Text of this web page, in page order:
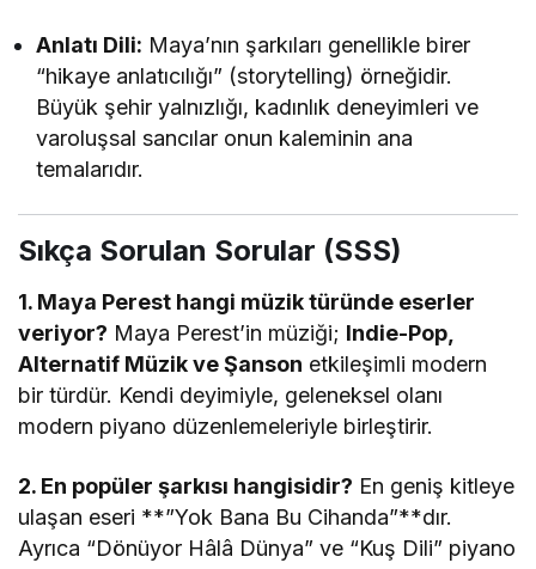
Anlatı Dili: Maya’nın şarkıları genellikle birer
“hikaye anlatıcılığı” (storytelling) örneğidir.
Büyük şehir yalnızlığı, kadınlık deneyimleri ve
varoluşsal sancılar onun kaleminin ana
temalarıdır.
Sıkça Sorulan Sorular (SSS)
1. Maya Perest hangi müzik türünde eserler
veriyor? Maya Perest’in müziği; Indie-Pop,
Alternatif Müzik ve Şanson etkileşimli modern
bir türdür. Kendi deyimiyle, geleneksel olanı
modern piyano düzenlemeleriyle birleştirir.
2. En popüler şarkısı hangisidir? En geniş kitleye
ulaşan eseri **”Yok Bana Bu Cihanda”**dır.
Ayrıca “Dönüyor Hâlâ Dünya” ve “Kuş Dili” piyano